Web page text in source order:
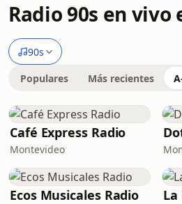
Radio 90s en vivo
90s
Populares Más recientes
Café Express Radio
Montevideo
Ecos Musicales Radio